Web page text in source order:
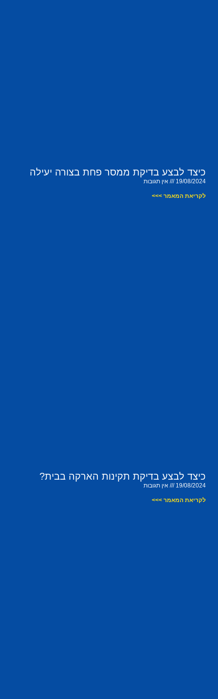
כיצד לבצע בדיקת ממסר פחת בצורה יעילה
19/08/2024 אין תגובות
לקריאת המאמר >>>
כיצד לבצע בדיקת תקינות הארקה בבית?
19/08/2024 אין תגובות
לקריאת המאמר >>>